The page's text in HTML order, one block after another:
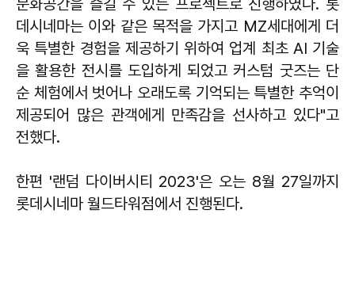
문화공간을 즐길 수 있는 프로젝트로 진행하였다. 롯
데시네마는 이와 같은 목적을 가지고 MZ세대에게 더
욱 특별한 경험을 제공하기 위하여 업계 최초 AI 기술
을 활용한 전시를 도입하게 되었고 커스텀 굿즈는 단
순 체험에서 벗어나 오래도록 기억되는 특별한 추억이
제공되어 많은 관객에게 만족감을 선사하고 있다"고
전했다.
한편 '랜덤 다이버시티 2023'은 오는 8월 27일까지
롯데시네마 월드타워점에서 진행된다.